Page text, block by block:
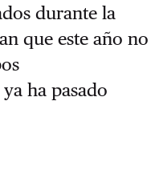
durante la
que este año no
ha pasado